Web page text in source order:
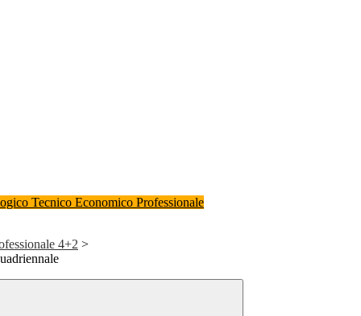
Tecnico Economico Professionale
4+2 >